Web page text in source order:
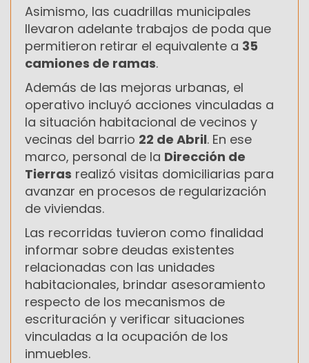
Asimismo, las cuadrillas municipales
llevaron adelante trabajos de poda que
permitieron retirar el equivalente a 35
camiones de ramas.
Además de las mejoras urbanas, el
operativo incluyó acciones vinculadas a
la situación habitacional de vecinos y
vecinas del barrio 22 de Abril. En ese
marco, personal de la Dirección de
Tierras realizó visitas domiciliarias para
avanzar en procesos de regularización
de viviendas.
Las recorridas tuvieron como finalidad
informar sobre deudas existentes
relacionadas con las unidades
habitacionales, brindar asesoramiento
respecto de los mecanismos de
escrituración y verificar situaciones
vinculadas a la ocupación de los
inmuebles.